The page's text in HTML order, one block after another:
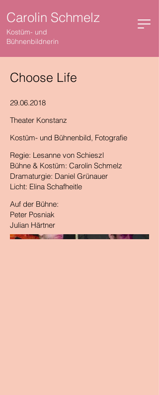
Carolin Schmelz
Kostüm- und
Bühnenbildnerin
Choose Life
29.06.2018
Theater Konstanz
Kostüm- und Bühnenbild, Fotografie
Regie: Lesanne von Schieszl
Bühne & Kostüm: Carolin Schmelz
Dramaturgie: Daniel Grünauer
Licht: Elina Schafheitle
Auf der Bühne:
Peter Posniak
Julian Härtner